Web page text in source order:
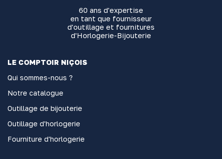
60 ans d'expertise
en tant que fournisseur
d'outillage et fournitures
d'Horlogerie-Bijouterie
LE COMPTOIR NIÇOIS
Qui sommes-nous ?
Notre catalogue
Outillage de bijouterie
Outillage d'horlogerie
Fourniture d'horlogerie